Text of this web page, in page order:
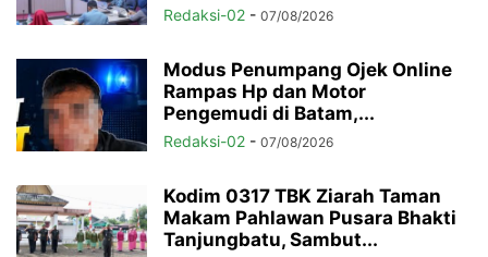
Redaksi-02 - 07/08/2026
Modus Penumpang Ojek Online
Rampas Hp dan Motor
Pengemudi di Batam,...
Redaksi-02 - 07/08/2026
Kodim 0317 TBK Ziarah Taman
Makam Pahlawan Pusara Bhakti
Tanjungbatu, Sambut...